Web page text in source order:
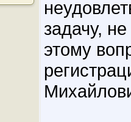
задачу,
этому